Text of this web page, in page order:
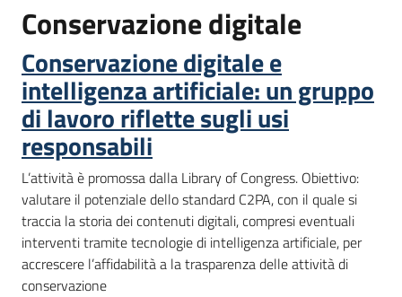
Conservazione digitale
Conservazione digitale e
intelligenza artificiale: un gruppo
di lavoro riflette sugli usi
responsabili
L’attività è promossa dalla Library of Congress. Obiettivo:
valutare il potenziale dello standard C2PA, con il quale si
traccia la storia dei contenuti digitali, compresi eventuali
interventi tramite tecnologie di intelligenza artificiale, per
accrescere l’affidabilità a la trasparenza delle attività di
conservazione